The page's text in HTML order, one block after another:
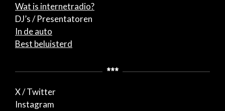
Wat is internetradio?
DJ’s / Presentatoren
In de auto
Best beluisterd
***
X / Twitter
Instagram